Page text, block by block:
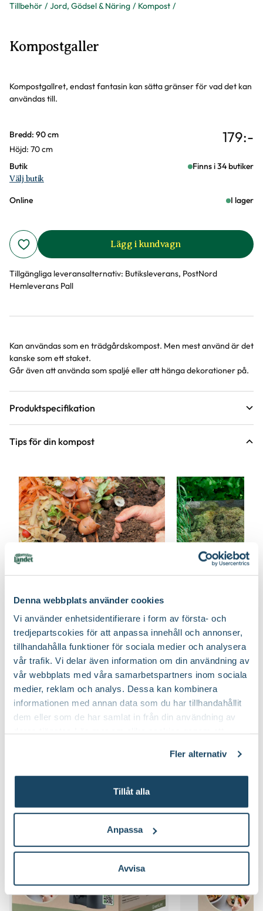
Denna webbplats använder cookies
Vi använder enhetsidentifierare i form av första- och
tredjepartscokies för att anpassa innehåll och annonser,
tillhandahålla funktioner för sociala medier och analysera
vår trafik. Vi delar även information om din användning av
vår webbplats med våra samarbetspartners inom sociala
medier, reklam och analys. Dessa kan kombinera
informationen med annan data som du har tillhandahållit
dem eller som de har samlat in från din användning av
Fler alternativ
Tillåt alla
Anpassa
Avvisa
Tillbehör Jord, Gödsel & Näring Kompost
Kompostgaller
Kompostgallret, endast fantasin kan sätta gränser för vad det kan
användas till.
Varianter
Bredd: 90 cm
Höjd: 70 cm
179:-
Butik Finns i 34 butiker
Välj butik
Online I lager
Lägg i kundvagn
Tillgängliga leveransalternativ: Butiksleverans, PostNord
Hemleverans Pall
Produktinformation
Kan användas som en trädgårdskompost. Men mest använd är det
kanske som ett staket.
Går även att använda som spaljé eller att hänga dekorationer på.
Produktspecifikation
Material Pulverlackerad ståltråd
Längd 90 cm
Bredd 90 cm
Färg
Tips för din kompost
Grunder i kompostering –
tolv enkla tips
Att kompostera är både enkelt och
klimatsmart. Resultatet blir en mullrik,
väldoftande mylla som kraftigt höjer
jordens bördighet. Läs här om våra
bästa tips för att komma i gång med en
egen kompost.
kompostering
Kompostering är ett
enkelt sätt att
köksavfall till
kan använda i din
svar på de vanligaste
kompostering.